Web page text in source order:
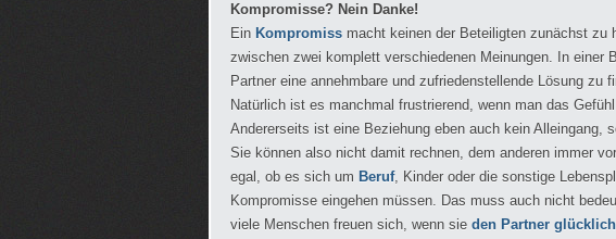
Kompromisse? Nein Danke!
Ein Kompromiss macht keinen der Beteiligten zunächst
zwischen zwei komplett verschiedenen Meinungen. In einer
Partner eine annehmbare und zufriedenstellende Lösung zu
Natürlich ist es manchmal frustrierend, wenn man das
Andererseits ist eine Beziehung eben auch kein Alleingang,
Sie können also nicht damit rechnen, dem anderen immer
egal, ob es sich um Beruf, Kinder oder die sonstige
Kompromisse eingehen müssen. Das muss auch nicht
viele Menschen freuen sich, wenn sie den Partner